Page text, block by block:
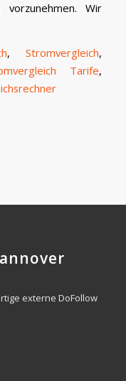
vorzunehmen. Wir
,Stromvergleich,
Tarife,
externe DoFollow